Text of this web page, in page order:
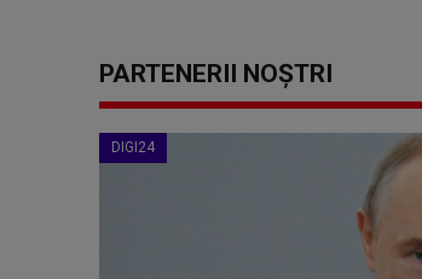
PARTENERII NOȘTRI
DIGI24